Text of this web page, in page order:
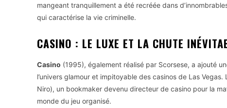
mangeant tranquillement a été recréée dans
qui caractérise la vie criminelle.
CASINO : LE LUXE ET LA CHUTE
Casino (1995), également réalisé par Scorsese, a ajouté
l’univers glamour et impitoyable des casinos de Las
Niro), un bookmaker devenu directeur de casino pour la
monde du jeu organisé.